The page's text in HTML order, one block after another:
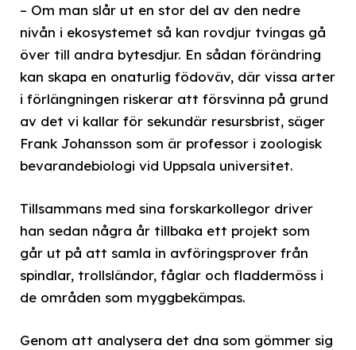
– Om man slår ut en stor del av den nedre
nivån i ekosystemet så kan rovdjur tvingas gå
över till andra bytesdjur. En sådan förändring
kan skapa en onaturlig födoväv, där vissa arter
i förlängningen riskerar att försvinna på grund
av det vi kallar för sekundär resursbrist, säger
Frank Johansson som är professor i zoologisk
bevarandebiologi vid Uppsala universitet.
Tillsammans med sina forskarkollegor driver
han sedan några år tillbaka ett projekt som
går ut på att samla in avföringsprover från
spindlar, trollsländor, fåglar och fladdermöss i
de områden som myggbekämpas.
Genom att analysera det dna som gömmer sig